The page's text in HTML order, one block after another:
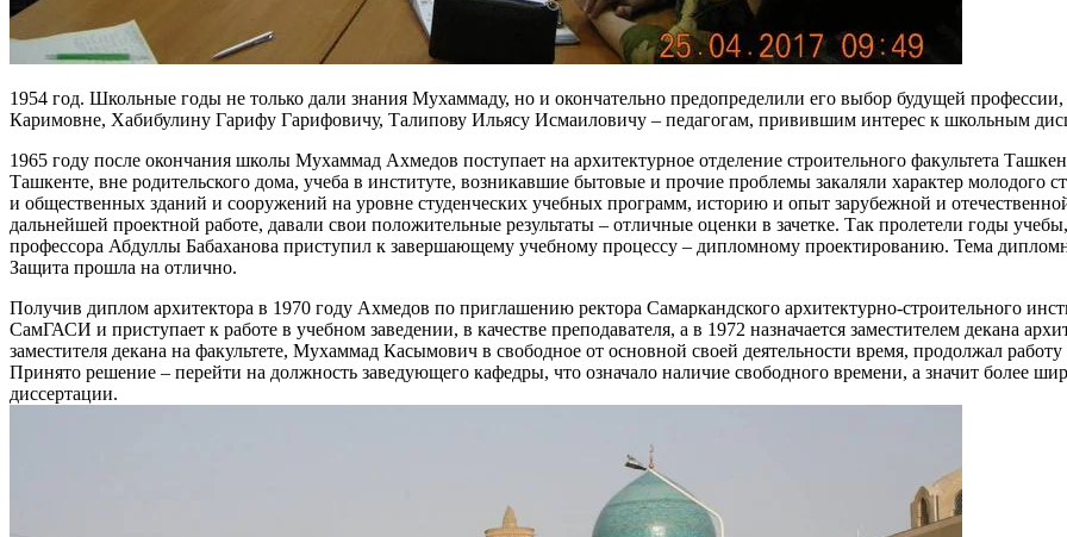
1954 год. Школьные годы не только дали знания Мухаммаду, но и окончательно предопределили его выбор будущей
Каримовне, Хабибулину Гарифу Гарифовичу, Талипову Ильясу Исмаиловичу – педагогам, привившим интерес к школьным
1965 году после окончания школы Мухаммад Ахмедов поступает на архитектурное отделение строительного факультета
Ташкенте, вне родительского дома, учеба в институте, возникавшие бытовые и прочие проблемы закаляли характер молодого
и общественных зданий и сооружений на уровне студенческих учебных программ, историю и опыт зарубежной и
дальнейшей проектной работе, давали свои положительные результаты – отличные оценки в зачетке. Так пролетели годы
профессора Абдуллы Бабаханова приступил к завершающему учебному процессу – дипломному проектированию. Тема
Защита прошла на отлично.
Получив диплом архитектора в 1970 году Ахмедов по приглашению ректора Самаркандского архитектурно-строительного
СамГАСИ и приступает к работе в учебном заведении, в качестве преподавателя, а в 1972 назначается заместителем декана
заместителя декана на факультете, Мухаммад Касымович в свободное от основной своей деятельности время, продолжал
Принято решение – перейти на должность заведующего кафедры, что означало наличие свободного времени, а значит более
диссертации.